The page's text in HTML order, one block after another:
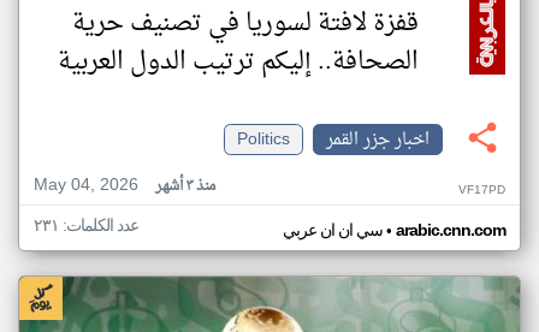
قفزة لافتة لسوريا في تصنيف حرية
الصحافة.. إليكم ترتيب الدول العربية
اخبار جزر القمر
Politics
May 04, 2026
منذ ٣ أشهر VF17PD
سي ان ان عربي• arabic.cnn.com عدد الكلمات: ٢٣١